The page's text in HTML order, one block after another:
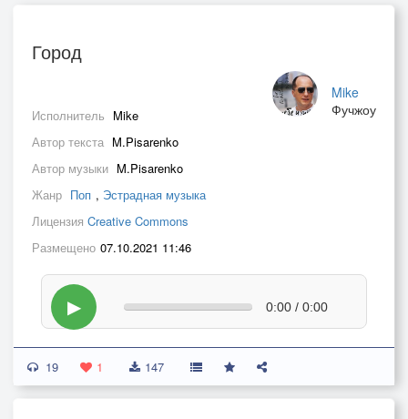
Город
Mike
Фучжоу
Исполнитель Mike
Автор текста M.Pisarenko
Автор музыки M.Pisarenko
Жанр Поп , Эстрадная музыка
Лицензия Creative Commons
Размещено 07.10.2021 11:46
▶ 0:00 / 0:00
19 1 147